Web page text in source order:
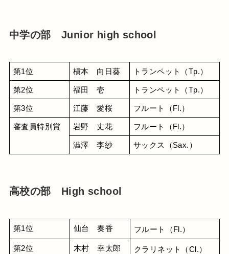
中学の部 Junior high school
第1位 槇本　向日葵 トランペット（Tp.）
第2位 福田　壱 トランペット（Tp.）
第3位 江藤　愛桜 フルート（Fl.）
審査員特別賞 岩野　丈花 フルート（Fl.）
澁澤　李紗 サックス（Sax.）
高校の部 High school
第1位 仙台　奏香 フルート（Fl.）
第2位 木村　幸太郎 クラリネット（Cl.）